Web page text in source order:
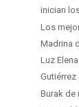
inician
Los
Madrina
Luz
Burak de